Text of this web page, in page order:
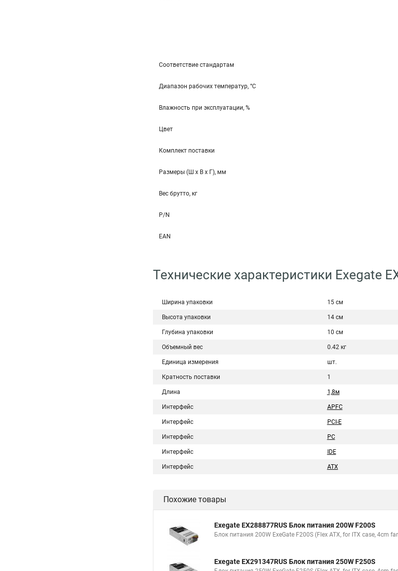
Соответствие стандартам
Диапазон рабочих температур, °С
Влажность при эксплуатации, %
Цвет
Комплект поставки
Размеры (Ш x В x Г), мм
Вес брутто, кг
P/N
EAN
Технические характеристики Exegate
Ширина упаковки 15 см
Высота упаковки 14 см
Глубина упаковки 10 см
Объемный вес 0.42 кг
Единица измерения шт.
Кратность поставки 1
Длина 1,8м
Интерфейс APFC
Интерфейс PCI-E
Интерфейс PC
Интерфейс IDE
Интерфейс ATX
Похожие товары
Exegate EX288877RUS Блок питания 200W F200S
Блок питания 200W ExeGate F200S (Flex ATX, for ITX case, 4cm
Exegate EX291347RUS Блок питания 250W F250S